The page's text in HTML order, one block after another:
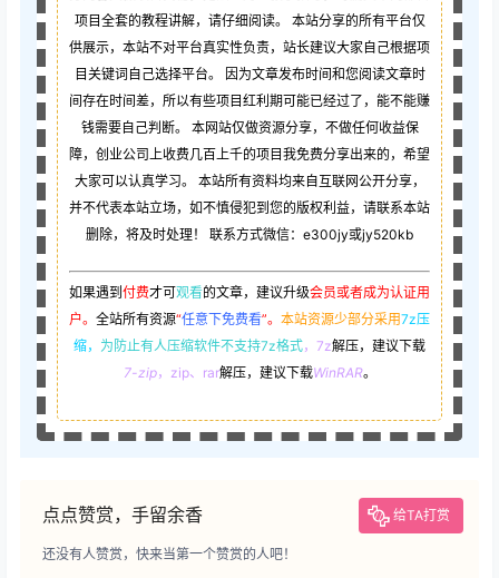
项目全套的教程讲解，请仔细阅读。 本站分享的所有平台仅
供展示，本站不对平台真实性负责，站长建议大家自己根据项
目关键词自己选择平台。 因为文章发布时间和您阅读文章时
间存在时间差，所以有些项目红利期可能已经过了，能不能赚
钱需要自己判断。 本网站仅做资源分享，不做任何收益保
障，创业公司上收费几百上千的项目我免费分享出来的，希望
大家可以认真学习。 本站所有资料均来自互联网公开分享，
并不代表本站立场，如不慎侵犯到您的版权利益，请联系本站
删除，将及时处理！ 联系方式微信：e300jy或jy520kb
如果遇到 付费才可观看的文章，建议升级会员或者成为认证用
户。 全站所有资源“任意下免费看”。 本站资源少部分采用7z压
缩， 为防止有人压缩软件不支持7z格式，7z解压，建议下载
7-zip，zip、rar解压，建议下载WinRAR。
点点赞赏，手留余香 给TA打赏
还没有人赞赏，快来当第一个赞赏的人吧！